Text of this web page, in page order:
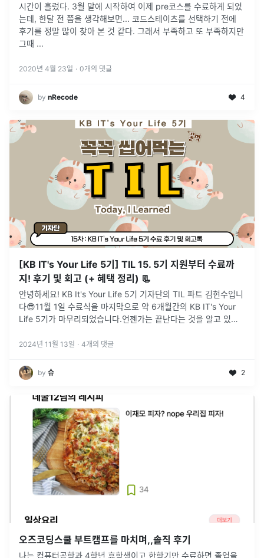
시간이 흘렀다. 3월 말에 시작하여 이제 pre코스를 수료하게 되었
는데, 한달 전 쯤을 생각해보면... 코드스테이츠를 선택하기 전에
후기를 정말 많이 찾아 본 것 같다. 그래서 부족하고 또 부족하지만
그때 ...
2020년 4월 23일 · 0개의 댓글
by nRecode 4
[KB IT's Your Life 5기] TIL 15. 5기 지원부터 수료까
지! 후기 및 회고 (+ 혜택 정리) 📃
안녕하세요! KB It's Your Life 5기 기자단의 TIL 파트 김현수입니
다😎11월 1일 수료식을 마지막으로 약 6개월간의 KB IT's Your
Life 5기가 마무리되었습니다.언젠가는 끝난다는 것을 알고 있었
2024년 11월 13일 · 4개의 댓글
by 슈 2
오즈코딩스쿨 부트캠프를 마치며,,솔직 후기
나는 컴퓨터공학과 4학년 휴학생이고 한학기만 수료하면 졸업을